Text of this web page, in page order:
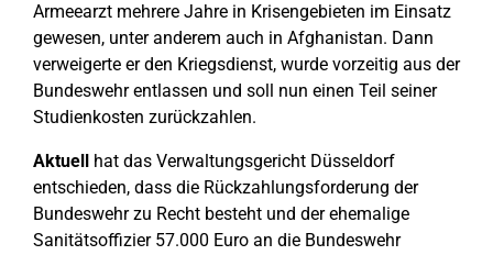
Armeearzt mehrere Jahre in Krisengebieten im Einsatz
gewesen, unter anderem auch in Afghanistan. Dann
verweigerte er den Kriegsdienst, wurde vorzeitig aus der
Bundeswehr entlassen und soll nun einen Teil seiner
Studienkosten zurückzahlen.
Aktuell hat das Verwaltungsgericht Düsseldorf
entschieden, dass die Rückzahlungsforderung der
Bundeswehr zu Recht besteht und der ehemalige
Sanitätsoffizier 57.000 Euro an die Bundeswehr